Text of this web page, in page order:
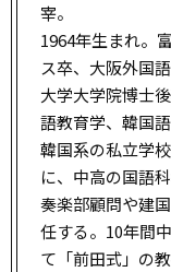
宰。
1964年生まれ。
ス卒、大阪外国
大学大学院博士
語教育学、韓国語
韓国系の私立学
に、中高の国語
奏楽部顧問や建
任する。10年間
て「前田式」の